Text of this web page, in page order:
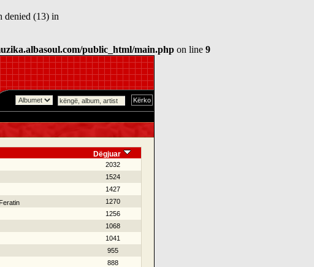
denied (13) in
public_html/main.php on line 9
Dëgjuar
2032
1524
1427
1270
1256
1068
1041
955
888